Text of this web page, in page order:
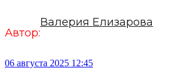
Автор:
Валерия Елизарова
06 августа 2025 12:45